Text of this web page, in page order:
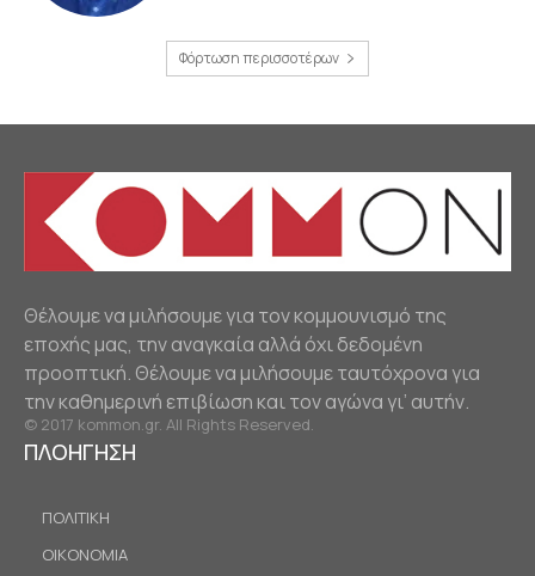
Φόρτωση περισσοτέρων
Θέλουμε να μιλήσουμε για τον κομμουνισμό της
εποχής μας, την αναγκαία αλλά όχι δεδομένη
προοπτική. Θέλουμε να μιλήσουμε ταυτόχρονα για
την καθημερινή επιβίωση και τον αγώνα γι’ αυτήν.
© 2017 kommon.gr. All Rights Reserved.
ΠΛΟΗΓΗΣΗ
ΠΟΛΙΤΙΚΗ
ΟΙΚΟΝΟΜΙΑ